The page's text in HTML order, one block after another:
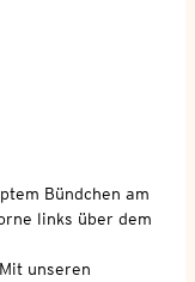
Bündchen am
links über dem
unseren